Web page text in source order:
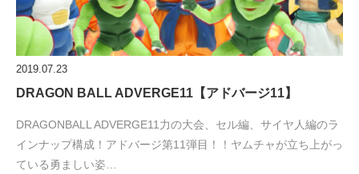
2019.07.23
DRAGON BALL ADVERGE11【アドバージ11】
DRAGONBALL ADVERGE11力の大会、セル編、サイヤ人編のラ
インナップ構成！アドバージ第11弾目！！ヤムチャが立ち上がっ
ている勇ましい姿…